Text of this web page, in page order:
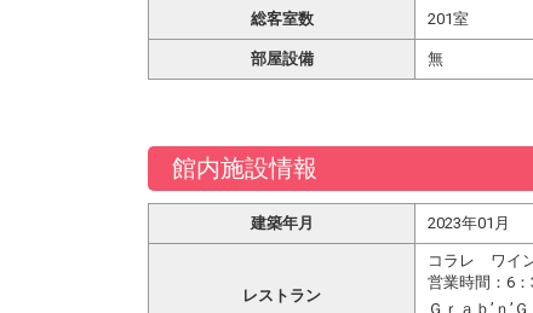
総客室数 201室
部屋設備 無
館内施設情報
建築年月 2023年01月
レストラン
コラレ ワイ
営業時間：6
Ｇｒａｂ’ｎ’Ｇ